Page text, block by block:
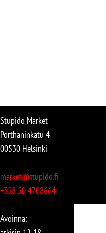
Stupido Market
Porthaninkatu 4
00530 Helsinki
market@stupido.fi
+358 50 4708664
Avoinna: